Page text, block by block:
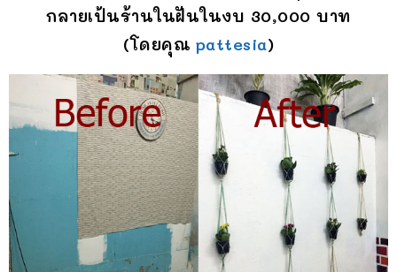
กลายเป้นร้านในฝันในงบ 30,000 บาท
(โดยคุณ pattesia)